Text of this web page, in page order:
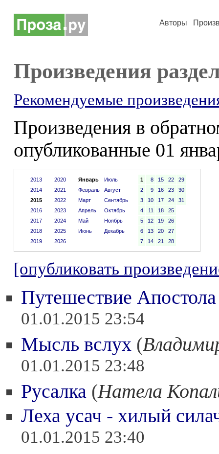
Авторы
Произведения
Рекомендуемые
Произведения в
опубликованные 01
2013
2014
2015
2016
2017
2018
2019
2020
2021
2022
2023
2024
2025
2026
Январь
Июль
Февраль
Август
Март
Сентябрь
Апрель
Октябрь
Май
Ноябрь
Июнь
Декабрь
1 8 15 22
29
2
9 16 23
30
3
10 17 24
31
4
11 18
25
5
12 19
26
6
13 20
27
7
14 21 28
[опубликовать
Путешествие Апостола
01.01.2015 23:54
Мысль вслух (
01.01.2015 23:48
Русалка (Натела
Леха усач - хилый
01.01.2015 23:40